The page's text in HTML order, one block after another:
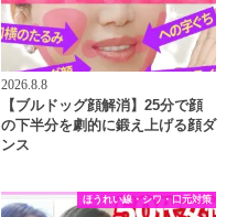
2026.8.8
【ブルドッグ顔解消】25分で顔
の下半分を劇的に鍛え上げる顔ダ
ンス
ほうれい線・シワ・口元対策